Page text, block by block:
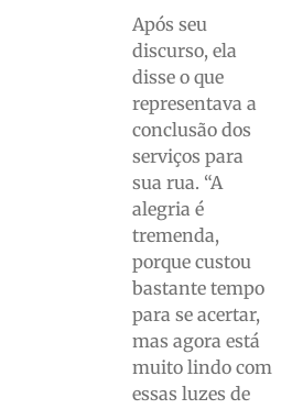
Após seu
discurso, ela
disse o que
representava a
conclusão dos
serviços para
sua rua. “A
alegria é
tremenda,
porque custou
bastante tempo
para se acertar,
mas agora está
muito lindo com
essas luzes de